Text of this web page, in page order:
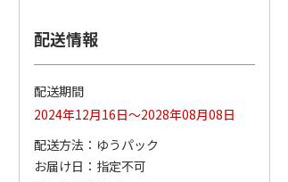
ペット線香 虹のか
なた フルーティフ
ローラルの香り
590円
CIAO 香り立つクラ
ンキー ちゅ～る和
配送情報
配送期間
2024年12月16日～2028年08月08日
配送方法
ゆうパック
お届け日
指定不可